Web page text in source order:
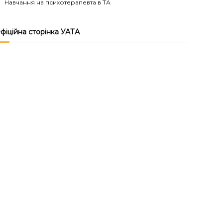
Навчання на психотерапевта в ТА
сторінка УАТА